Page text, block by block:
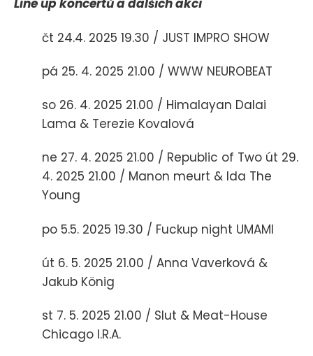
Line up koncertů a dalších akcí
čt 24.4. 2025 19.30 / JUST IMPRO SHOW
pá 25. 4. 2025 21.00 / WWW NEUROBEAT
so 26. 4. 2025 21.00 / Himalayan Dalai
Lama & Terezie Kovalová
ne 27. 4. 2025 21.00 / Republic of Two út 29.
4. 2025 21.00 / Manon meurt & Ida The
Young
po 5.5. 2025 19.30 / Fuckup night UMAMI
út 6. 5. 2025 21.00 / Anna Vaverková &
Jakub König
st 7. 5. 2025 21.00 / Slut & Meat-House
Chicago I.R.A.